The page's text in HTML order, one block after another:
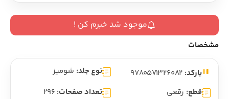
موجود شد خبرم کن !
مشخصات
بارکد: نوع جلد: شومیز
قطع: رقعی تعداد صفحات: 296